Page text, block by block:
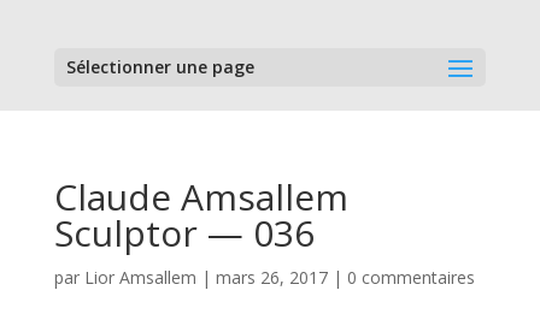
Sélectionner une page
Claude Amsallem
Sculptor — 036
par Lior Amsallem | mars 26, 2017| 0 commentaires